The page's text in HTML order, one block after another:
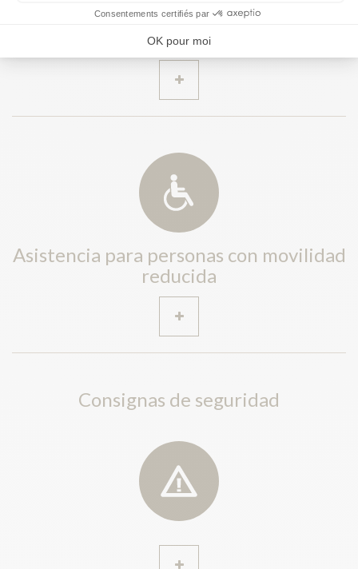
Asistencia para personas con movilidad
reducida
Consignas de seguridad